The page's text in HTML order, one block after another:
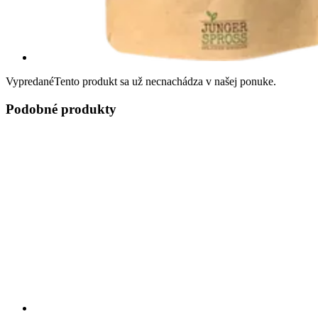
VypredanéTento produkt sa už necnachádza v našej ponuke.
Podobné produkty